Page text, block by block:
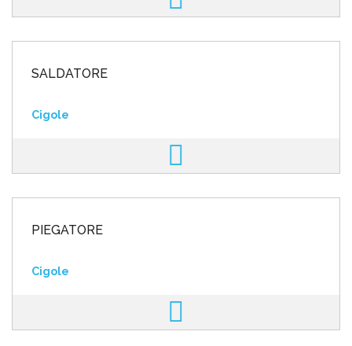
SALDATORE
Cigole
PIEGATORE
Cigole